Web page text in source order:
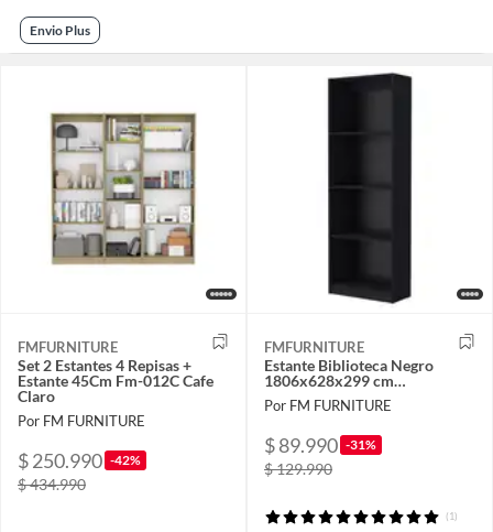
Envio Plus
FMFURNITURE
Set 2 Estantes 4 Repisas +
Estante 45Cm Fm-012C Cafe
Claro
Por FM FURNITURE
$ 250.990 -42%
$ 434.990
FMFURNITURE
Estante Biblioteca Negro
1806x628x299 cm…
Por FM FURNITURE
$ 89.990 -31%
$ 129.990
(1)